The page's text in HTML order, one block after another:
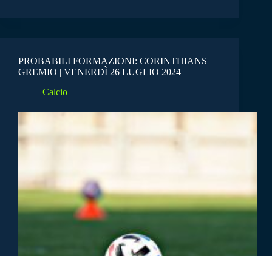
PROBABILI FORMAZIONI: CORINTHIANS –
GREMIO | VENERDÌ 26 LUGLIO 2024
Calcio